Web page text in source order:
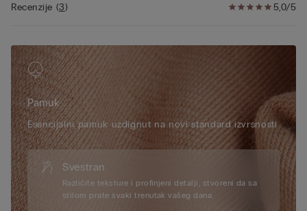
5,0/5
Recenzije (3)
Pamuk
Esencijalni pamuk uzdignut na novi standard izvrsnosti
Svestran
Različite teksture i profinjeni detalji, stvoreni da sa
stilom prate svaki trenutak vašeg dana.